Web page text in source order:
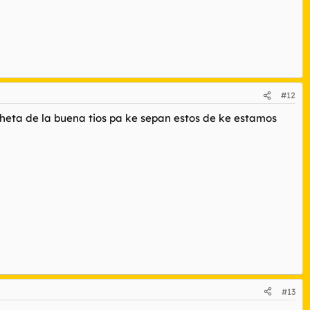
#12
de la buena tios pa ke sepan estos de ke estamos
#13